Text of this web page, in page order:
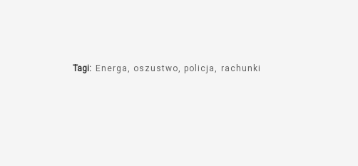
Tagi: Energa oszustwo policja rachunki